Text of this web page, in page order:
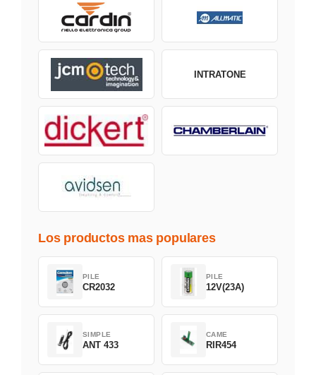
INTRATONE
Los productos mas populares
PILE
CR2032
PILE
12V(23A)
SIMPLE
ANT 433
CAME
RIR454